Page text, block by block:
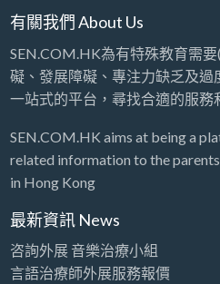
有關我們 About Us
SEN.COM.HK為有特殊教育需
礙、發展障礙、專注力缺乏及
一站式的平台，尋找合適的服務
SEN.COM.HK aims at being a
related information to the
in Hong Kong
最新資訊 News
咨詢外展 音樂治療小組
言語治療師外展服務報價